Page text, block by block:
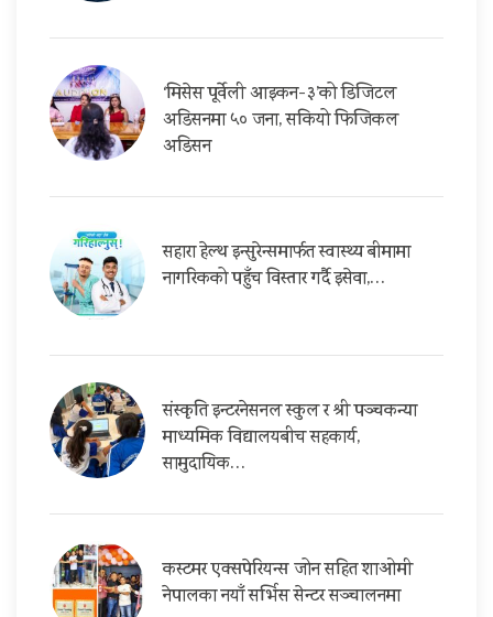
‘मिसेस पूर्वेली आइकन-३’को डिजिटल
अडिसनमा ५० जना, सकियो फिजिकल
अडिसन
सहारा हेल्थ इन्सुरेन्समार्फत स्वास्थ्य बीमामा
नागरिकको पहुँच विस्तार गर्दै इसेवा,…
संस्कृति इन्टरनेसनल स्कुल र श्री पञ्चकन्या
माध्यमिक विद्यालयबीच सहकार्य,
सामुदायिक…
कस्टमर एक्सपेरियन्स जोन सहित शाओमी
नेपालका नयाँ सर्भिस सेन्टर सञ्चालनमा